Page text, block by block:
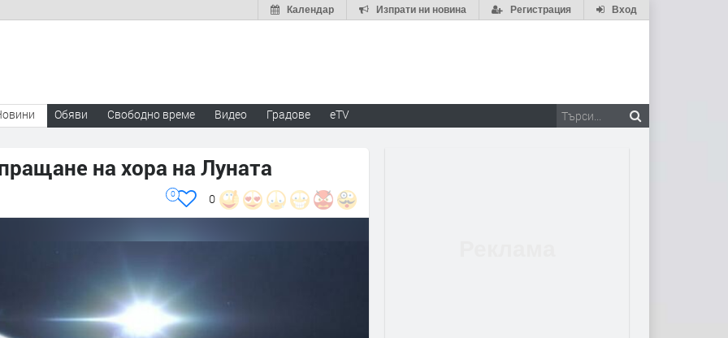
Вход
Регистрация
Изпрати ни новина
Календар
Обяви Свободно време Видео Градове eTV
на хора на Луната
0
0